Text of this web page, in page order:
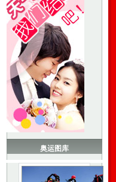
奥运图库